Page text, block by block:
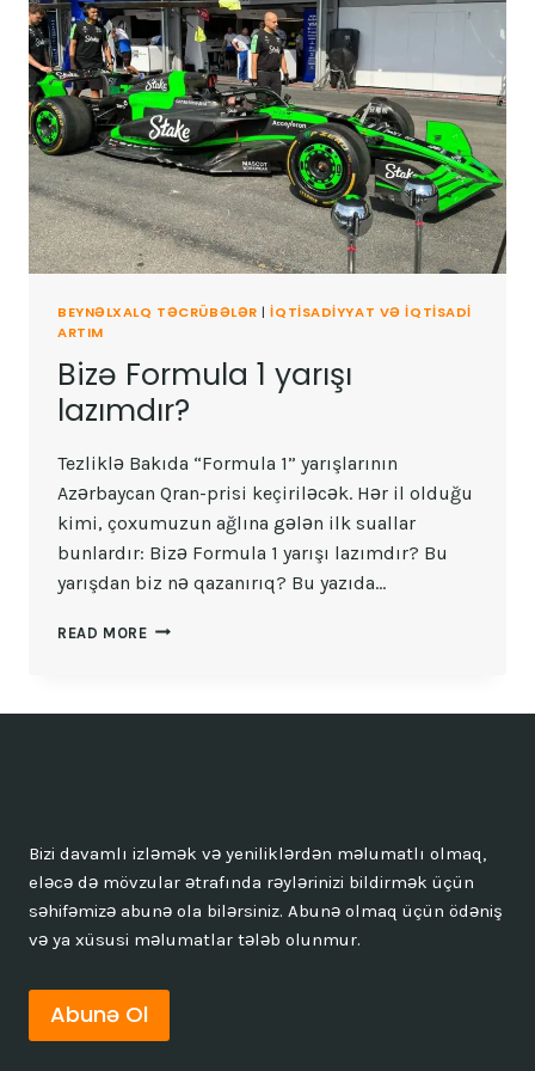
BEYNƏLXALQ TƏCRÜBƏLƏR |İQTISADIYYAT VƏ IQTISADI
ARTIM
Bizə Formula 1 yarışı
lazımdır?
Tezliklə Bakıda “Formula 1” yarışlarının
Azərbaycan Qran-prisi keçiriləcək. Hər il olduğu
kimi, çoxumuzun ağlına gələn ilk suallar
bunlardır: Bizə Formula 1 yarışı lazımdır? Bu
yarışdan biz nə qazanırıq? Bu yazıda…
READ MORE BIZƏ
Bizi davamlı izləmək və yeniliklərdən məlumatlı olmaq,
eləcə də mövzular ətrafında rəylərinizi bildirmək üçün
səhifəmizə abunə ola bilərsiniz. Abunə olmaq üçün ödəniş
və ya xüsusi məlumatlar tələb olunmur.
Abunə Ol